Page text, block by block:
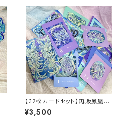
【32枚カードセット】再販鳳凰パ
ッケージ DREAMY VISION オ
ラクルカード 絵 意味
¥3,500